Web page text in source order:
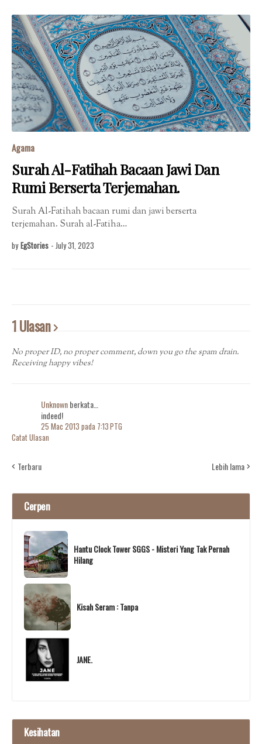
Agama
Surah Al-Fatihah Bacaan Jawi Dan
Rumi Berserta Terjemahan.
Surah Al-Fatihah bacaan rumi dan jawi berserta
terjemahan. Surah al-Fatiha…
by EgStories - July 31, 2023
1 Ulasan
No proper ID, no proper comment, down you go the spam drain.
Receiving happy vibes!
Unknownberkata…
indeed!
25 Mac 2013 pada 7:13 PTG
Catat Ulasan
Terbaru Lebih lama
Cerpen
Hantu Clock Tower SGGS - Misteri Yang Tak Pernah
Hilang
Kisah Seram : Tanpa
JANE.
Kesihatan